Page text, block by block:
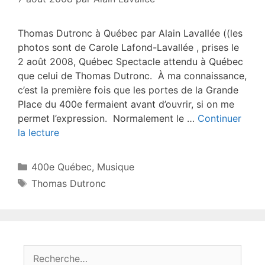
Thomas Dutronc à Québec par Alain Lavallée ((les
photos sont de Carole Lafond-Lavallée , prises le
2 août 2008, Québec Spectacle attendu à Québec
que celui de Thomas Dutronc. À ma connaissance,
c’est la première fois que les portes de la Grande
Place du 400e fermaient avant d’ouvrir, si on me
permet l’expression. Normalement le … Continuer
la lecture
Catégories
400e Québec, Musique
Étiquettes
Thomas Dutronc